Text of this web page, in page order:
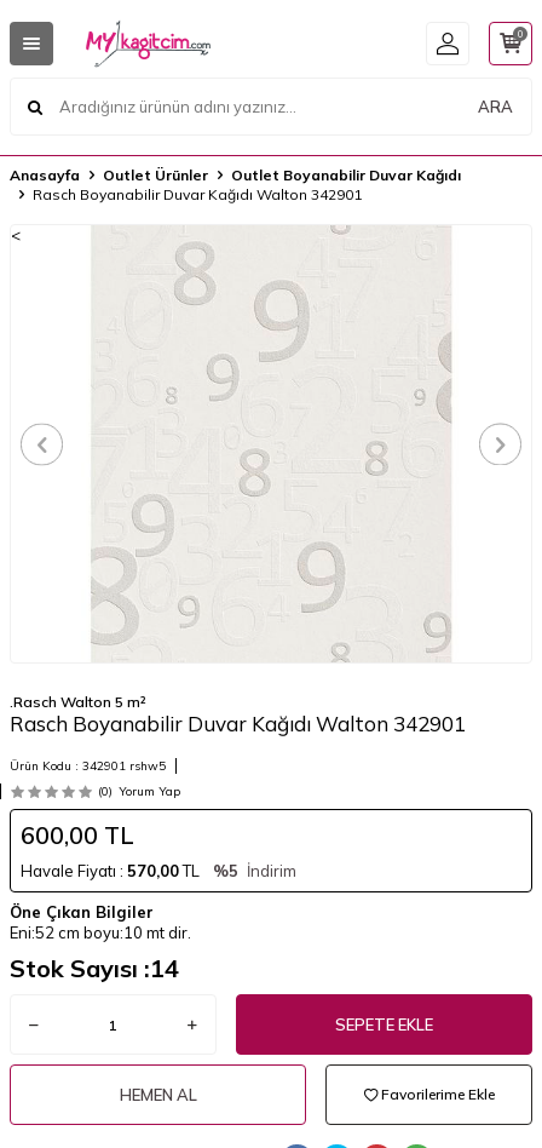
ARA
0
Anasayfa Outlet Ürünler
Outlet Boyanabilir Duvar Kağıdı
Rasch Boyanabilir Duvar Kağıdı Walton 342901
<
.Rasch Walton 5 m²
Rasch Boyanabilir Duvar Kağıdı Walton 342901
Ürün Kodu : 342901 rshw5
(0) Yorum Yap
600,00 TL
Havale Fiyatı : 570,00TL %5 İndirim
Öne Çıkan Bilgiler
Eni:52 cm boyu:10 mt dir.
Stok Sayısı :14
SEPETE EKLE
HEMEN AL Favorilerime Ekle